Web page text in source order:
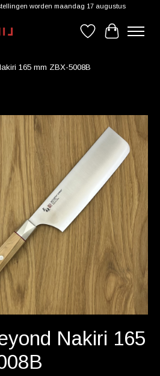
worden maandag 17 augustus
Verlanglijst
165 mm ZBX-5008B
slideshow Items
Nakiri 165